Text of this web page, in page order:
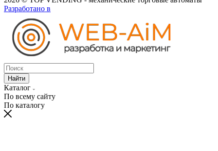
Разработано в
Найти
Каталог
По всему сайту
По каталогу